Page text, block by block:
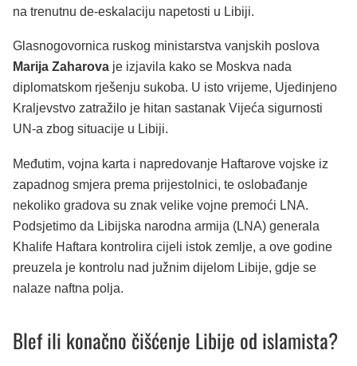
na trenutnu de-eskalaciju napetosti u Libiji.
Glasnogovornica ruskog ministarstva vanjskih poslova
Marija Zaharova je izjavila kako se Moskva nada
diplomatskom rješenju sukoba. U isto vrijeme, Ujedinjeno
Kraljevstvo zatražilo je hitan sastanak Vijeća sigurnosti
UN-a zbog situacije u Libiji.
Međutim, vojna karta i napredovanje Haftarove vojske iz
zapadnog smjera prema prijestolnici, te oslobađanje
nekoliko gradova su znak velike vojne premoći LNA.
Podsjetimo da Libijska narodna armija (LNA) generala
Khalife Haftara kontrolira cijeli istok zemlje, a ove godine
preuzela je kontrolu nad južnim dijelom Libije, gdje se
nalaze naftna polja.
Blef ili konačno čišćenje Libije od islamista?